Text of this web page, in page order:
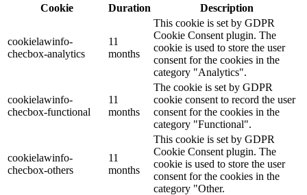
Cookie
Duration Description
cookielawinfo-
checbox-analytics
11
months
This cookie is set by GDPR
Cookie Consent plugin. The
cookie is used to store the user
consent for the cookies in the
category "Analytics".
cookielawinfo-
checbox-functional
11
months
The cookie is set by GDPR
cookie consent to record the user
consent for the cookies in the
category "Functional".
cookielawinfo-
checbox-others
11
months
This cookie is set by GDPR
Cookie Consent plugin. The
cookie is used to store the user
consent for the cookies in the
category "Other.